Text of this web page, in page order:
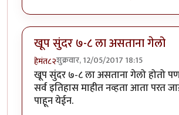
खूप सुंदर ७-८ ला असताना गेलो
हेमंत८२शुक्रवार, 12/05/2017 18:15
खूप सुंदर ७-८ ला असताना गेलो होतो
सर्व इतिहास माहीत नव्हता आता परत
पाहून येईन.